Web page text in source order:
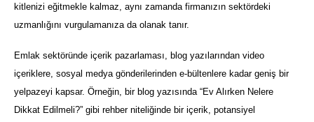
kitlenizi eğitmekle kalmaz, aynı zamanda firmanızın sektördeki
uzmanlığını vurgulamanıza da olanak tanır.
Emlak sektöründe içerik pazarlaması, blog yazılarından video
içeriklere, sosyal medya gönderilerinden e-bültenlere kadar geniş bir
yelpazeyi kapsar. Örneğin, bir blog yazısında “Ev Alırken Nelere
Dikkat Edilmeli?” gibi rehber niteliğinde bir içerik, potansiyel